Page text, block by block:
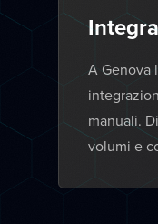
A Genova
manuali.
volumi e